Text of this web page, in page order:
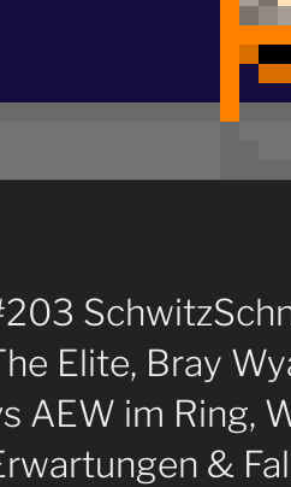
Elite, Bray
AEW im Ring,
&